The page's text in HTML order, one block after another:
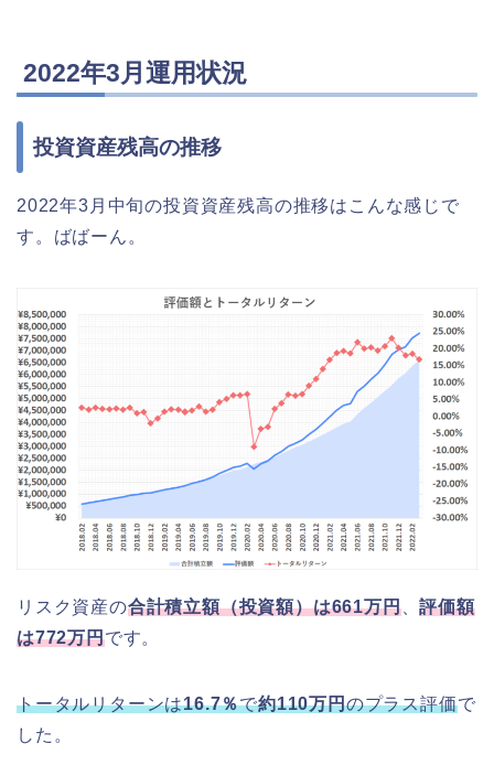
2022年3月運用状況
投資資産残高の推移
2022年3月中旬の投資資産残高の推移はこんな感じで
す。ばばーん。
リスク資産の合計積立額（投資額）は661万円、評価額
は772万円です。
トータルリターンは16.7％で約110万円のプラス評価で
した。